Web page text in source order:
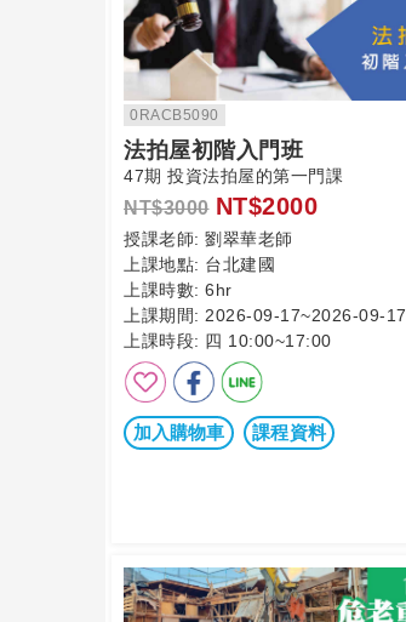
0RACB5090
法拍屋初階入門班
47期 投資法拍屋的第一門課
NT$3000 NT$2000
授課老師: 劉翠華老師
上課地點: 台北建國
上課時數: 6hr
上課期間: 2026-09-17~2026-09-17
上課時段: 四 10:00~17:00
加入購物車 課程資料